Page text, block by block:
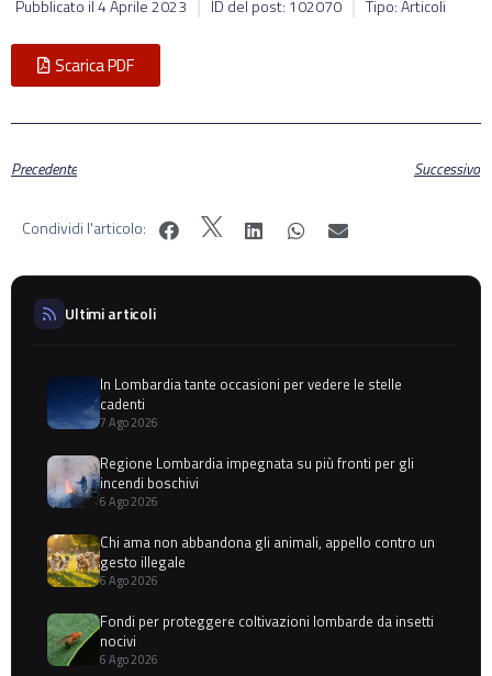
Pubblicato il4 Aprile 2023 ID del post: 102070 Tipo: Articoli
Scarica PDF
Precedente Successivo
Condividi l'articolo:
Ultimi articoli
In Lombardia tante occasioni per vedere le stelle
cadenti
7 Ago 2026
Regione Lombardia impegnata su più fronti per gli
incendi boschivi
6 Ago 2026
Chi ama non abbandona gli animali, appello contro un
gesto illegale
6 Ago 2026
Fondi per proteggere coltivazioni lombarde da insetti
nocivi
6 Ago 2026